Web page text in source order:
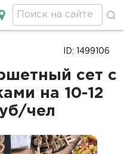
в Екатеринбурге
сет с
на 10-12
чел
ID: 1499106